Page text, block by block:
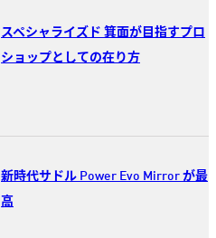
スペシャライズド 箕面が目指すプロ
ショップとしての在り方
新時代サドル Power Evo Mirror が最
高